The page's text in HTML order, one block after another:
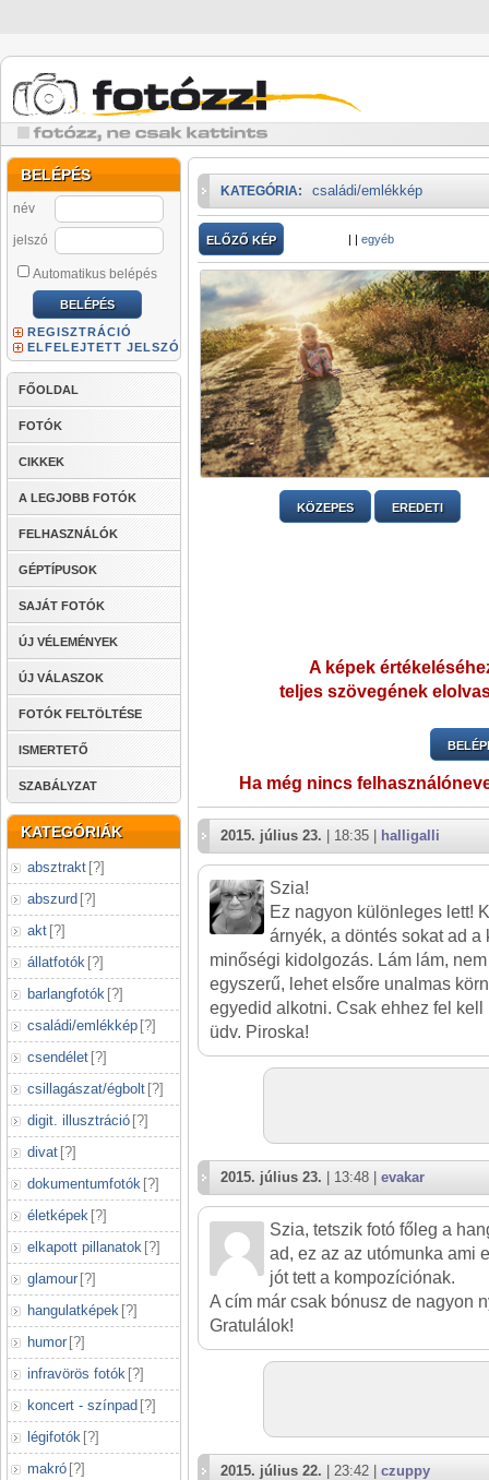
BELÉPÉS
név
jelszó
Automatikus belépés
REGISZTRÁCIÓ
ELFELEJTETT JELSZÓ
FŐOLDAL
FOTÓK
CIKKEK
A LEGJOBB FOTÓK
FELHASZNÁLÓK
GÉPTÍPUSOK
SAJÁT FOTÓK
ÚJ VÉLEMÉNYEK
ÚJ VÁLASZOK
FOTÓK FELTÖLTÉSE
ISMERTETŐ
SZABÁLYZAT
KATEGÓRIÁK
absztrakt [?]
abszurd [?]
akt [?]
állatfotók [?]
barlangfotók [?]
családi/emlékkép [?]
csendélet [?]
csillagászat/égbolt [?]
digit. illusztráció [?]
divat [?]
dokumentumfotók [?]
életképek [?]
elkapott pillanatok [?]
glamour [?]
hangulatképek [?]
humor [?]
infravörös fotók [?]
koncert - színpad [?]
légifotók [?]
makró [?]
KATEGÓRIA: családi/emlékkép
ELŐZŐ KÉP | | egyéb
KÖZEPES EREDETI
A képek
teljes szövegének
Ha még nincs
2015. július 23. | 18:35 | halligalli
Szia!
Ez nagyon különleges lett!
árnyék, a döntés sokat ad
minőségi kidolgozás. Lám lám,
egyszerű, lehet elsőre unalmas
egyedid alkotni. Csak ehhez fel kell
üdv. Piroska!
2015. július 23. | 13:48 | evakar
Szia, tetszik fotó főleg a
ad, ez az az utómunka ami
jót tett a kompozíciónak.
A cím már csak bónusz de nagyon
Gratulálok!
2015. július 22. | 23:42 | czuppy